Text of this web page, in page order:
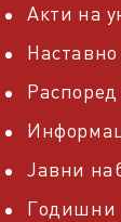
Акти на
Јавни
Годишни